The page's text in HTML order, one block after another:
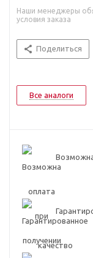
Наши менеджеры
условия заказа
Поделиться
Все аналоги